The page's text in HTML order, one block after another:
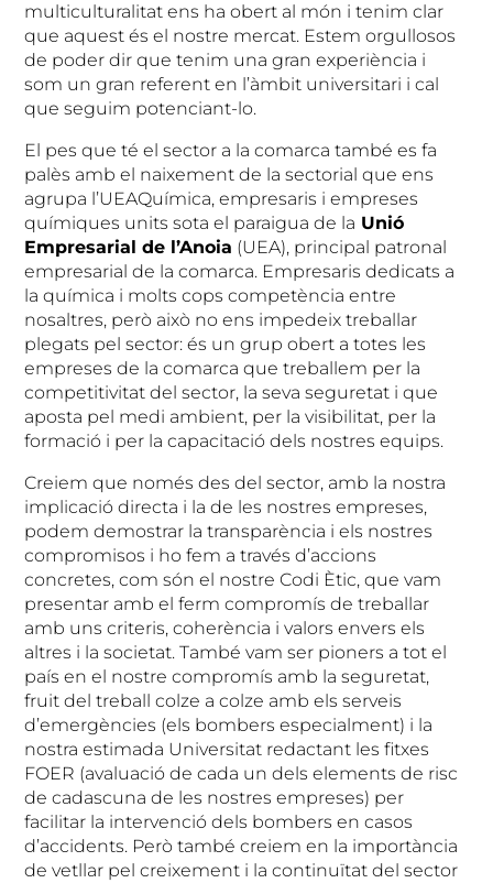
multiculturalitat ens ha obert al món i tenim clar
que aquest és el nostre mercat. Estem orgullosos
de poder dir que tenim una gran experiència i
som un gran referent en l’àmbit universitari i cal
que seguim potenciant-lo.
El pes que té el sector a la comarca també es fa
palès amb el naixement de la sectorial que ens
agrupa l’UEAQuímica, empresaris i empreses
químiques units sota el paraigua de la Unió
Empresarial de l’Anoia (UEA), principal patronal
empresarial de la comarca. Empresaris dedicats a
la química i molts cops competència entre
nosaltres, però això no ens impedeix treballar
plegats pel sector: és un grup obert a totes les
empreses de la comarca que treballem per la
competitivitat del sector, la seva seguretat i que
aposta pel medi ambient, per la visibilitat, per la
formació i per la capacitació dels nostres equips.
Creiem que només des del sector, amb la nostra
implicació directa i la de les nostres empreses,
podem demostrar la transparència i els nostres
compromisos i ho fem a través d’accions
concretes, com són el nostre Codi Ètic, que vam
presentar amb el ferm compromís de treballar
amb uns criteris, coherència i valors envers els
altres i la societat. També vam ser pioners a tot el
país en el nostre compromís amb la seguretat,
fruit del treball colze a colze amb els serveis
d’emergències (els bombers especialment) i la
nostra estimada Universitat redactant les fitxes
FOER (avaluació de cada un dels elements de risc
de cadascuna de les nostres empreses) per
facilitar la intervenció dels bombers en casos
d’accidents. Però també creiem en la importància
de vetllar pel creixement i la continuïtat del sector